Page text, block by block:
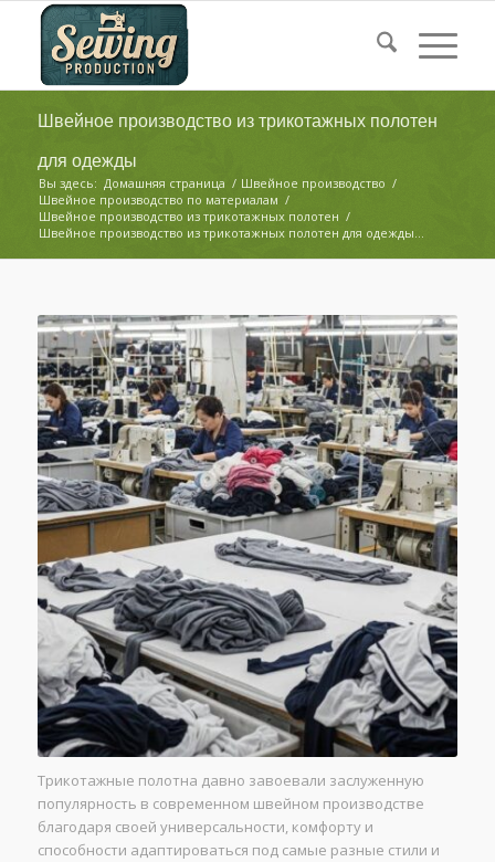
Швейное производство из трикотажных полотен
для одежды
Вы здесь: Домашняя страница / Швейное производство /
Швейное производство по материалам /
Швейное производство из трикотажных полотен /
Швейное производство из трикотажных полотен для одежды...
Трикотажные полотна давно завоевали заслуженную
популярность в современном швейном производстве
благодаря своей универсальности, комфорту и
способности адаптироваться под самые разные стили и